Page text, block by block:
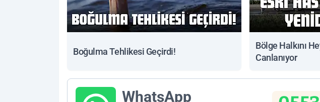
Boğulma Tehlikesi Geçirdi!
Bölge Halkını
Canlanıyor
WhatsApp